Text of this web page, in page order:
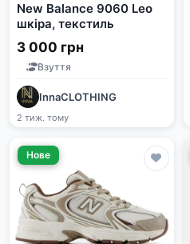
New Balance 9060 Leo
шкіра, текстиль
3 000 грн
Взуття
InnaCLOTHING
2 тиж. тому
Нове